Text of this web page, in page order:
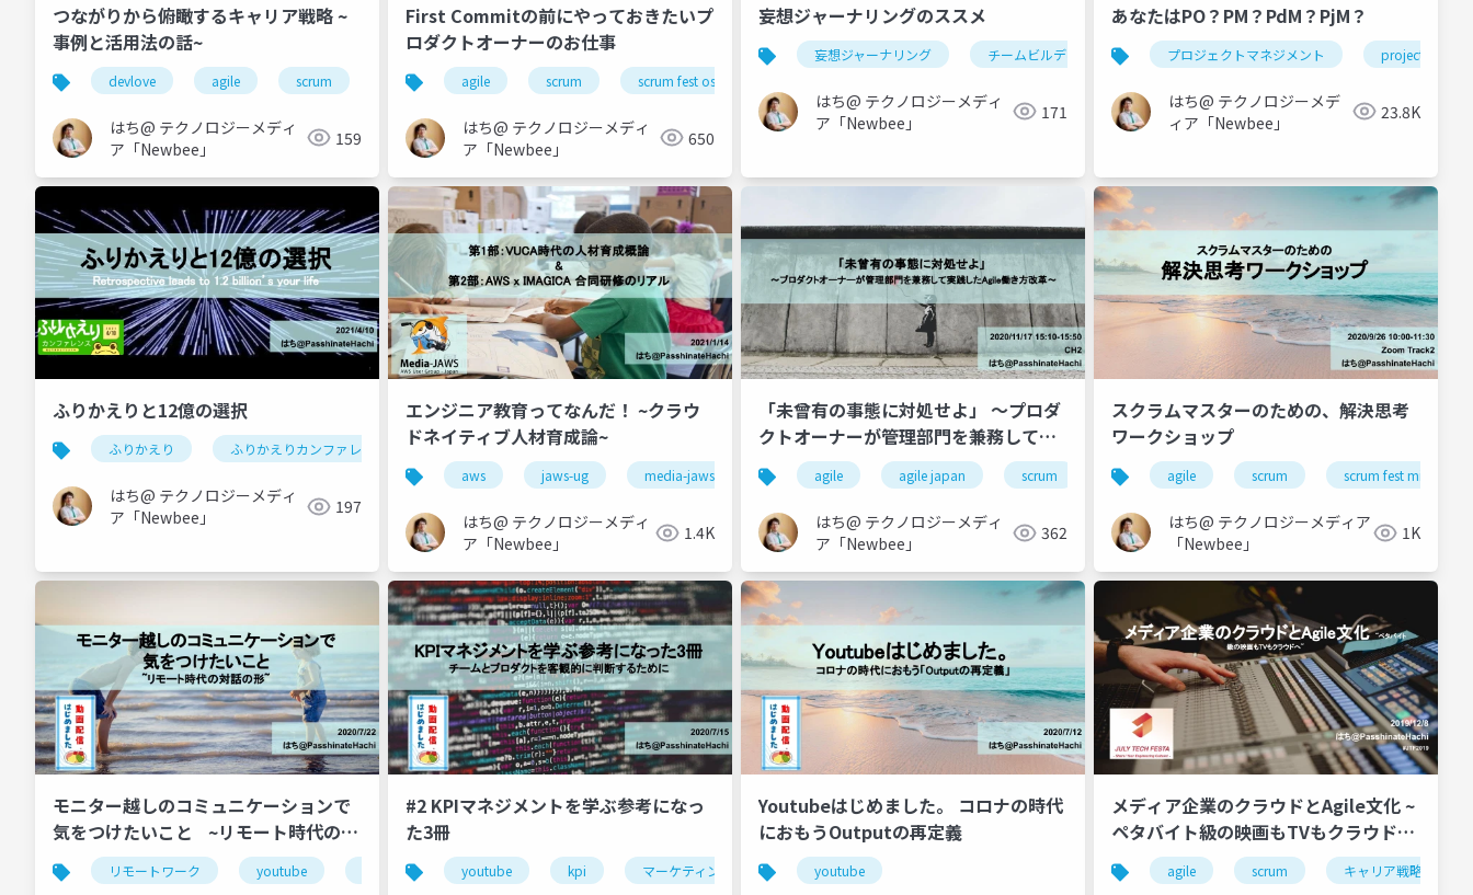
つながりから俯瞰するキャリア戦略 ~
事例と活用法の話~
devlove agile scrum キャリア戦略
はち@ テクノロジーメディ
ア「Newbee」
159
First Commitの前にやっておきたいプ
ロダクトオーナーのお仕事
agile scrum scrum fest osaka
はち@ テクノロジーメディ
ア「Newbee」
650
妄想ジャーナリングのススメ
妄想ジャーナリング チームビルディング agile チームビルディングミートアップ
はち@ テクノロジーメディ
ア「Newbee」
171
あなたはPO？PM？PdM？PjM？
プロジェクトマネジメント project
はち@ テクノロジーメデ
ィア「Newbee」
23.8K
ふりかえりと12億の選択
ふりかえり ふりかえりカンファレンス agile scrum
はち@ テクノロジーメディ
ア「Newbee」
197
エンジニア教育ってなんだ！ ~クラウ
ドネイティブ人材育成論~
aws jaws-ug media-jaws 新人教育 インターンシップ クラウドネイティブ
はち@ テクノロジーメディ
ア「Newbee」
1.4K
「未曾有の事態に対処せよ」 ～プロダ
クトオーナーが管理部門を兼務して実
践したAgile働き方改革～
agile agile japan scrum
はち@ テクノロジーメディ
ア「Newbee」
362
スクラムマスターのための、解決思考
ワークショップ
agile scrum scrum fest mikawa
はち@ テクノロジーメディア
「Newbee」
1K
モニター越しのコミュニケーションで
気をつけたいこと ~リモート時代の対
話の形~リモートワーク youtube 在宅勤務 コミュニケーション チームビルディング
#2 KPIマネジメントを学ぶ参考になっ
た3冊
youtube kpi マーケティング
Youtubeはじめました。 コロナの時代
におもうOutputの再定義
youtube
メディア企業のクラウドとAgile文化 ~
ペタバイト級の映画もTVもクラウドへ
~
agile scrum キャリア戦略